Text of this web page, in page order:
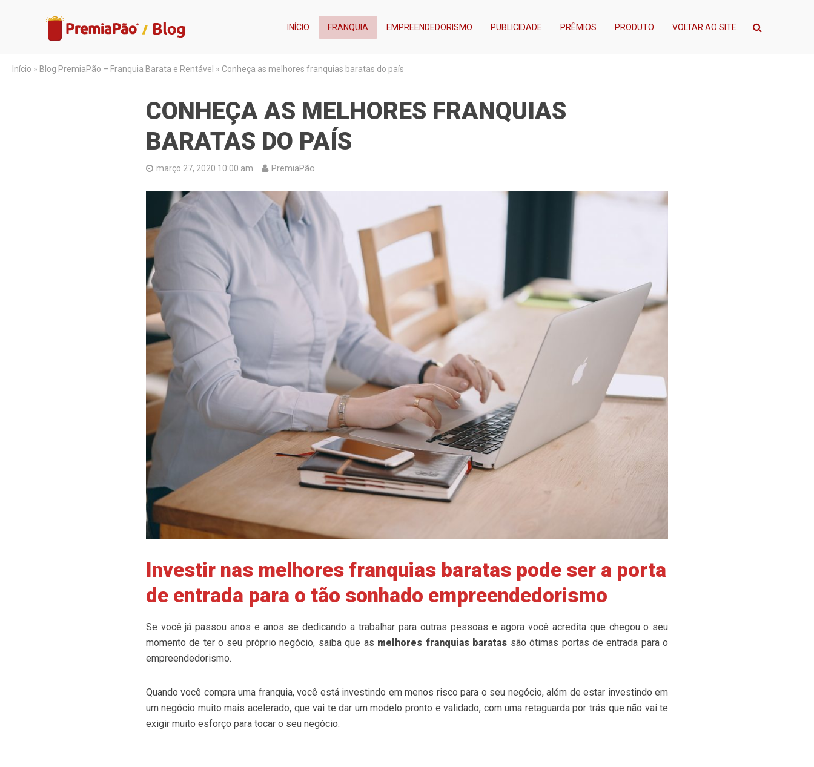
INÍCIO FRANQUIA EMPREENDEDORISMO PUBLICIDADE PRÊMIOS PRODUTO VOLTAR AO SITE
Início » Blog PremiaPão – Franquia Barata e Rentável » Conheça as melhores franquias baratas do país
CONHEÇA AS MELHORES FRANQUIAS
BARATAS DO PAÍS
março 27, 2020 10:00 am PremiaPão
Investir nas melhores franquias baratas pode ser a porta
de entrada para o tão sonhado empreendedorismo
Se você já passou anos e anos se dedicando a trabalhar para outras pessoas e agora você acredita que chegou o seu
momento de ter o seu próprio negócio, saiba que as melhores franquias baratas são ótimas portas de entrada para o
empreendedorismo.
Quando você compra uma franquia, você está investindo em menos risco para o seu negócio, além de estar investindo em
um negócio muito mais acelerado, que vai te dar um modelo pronto e validado, com uma retaguarda por trás que não vai te
exigir muito esforço para tocar o seu negócio.